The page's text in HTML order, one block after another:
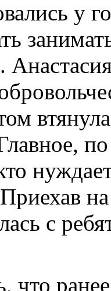
у
с
что